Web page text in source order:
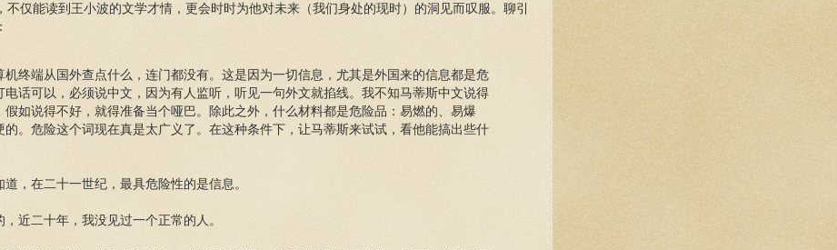
不仅能读到王小波的文学才情，更会时时为他对未来（我们身处的现时）的洞见而叹服。聊引
机终端从国外查点什么，连门都没有。这是因为一切信息，尤其是外国来的信息都是危
电话可以，必须说中文，因为有人监听，听见一句外文就掐线。我不知马蒂斯中文说得
假如说得不好，就得准备当个哑巴。除此之外，什么材料都是危险品：易燃的、易爆
的。危险这个词现在真是太广义了。在这种条件下，让马蒂斯来试试，看他能搞出些什
道，在二十一世纪，最具危险性的是信息。
，近二十年，我没见过一个正常的人。